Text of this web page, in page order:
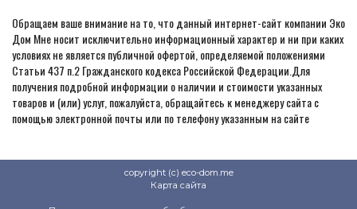
Обращаем ваше внимание на то, что данный интернет-сайт компании Эко
Дом Мне носит исключительно информационный характер и ни при каких
условиях не является публичной офертой, определяемой положениями
Статьи 437 п.2 Гражданского кодекса Российской Федерации.Для
получения подробной информации о наличии и стоимости указанных
товаров и (или) услуг, пожалуйста, обращайтесь к менеджеру сайта с
помощью электронной почты или по телефону указанным на сайте
copyright (c) eco-dom.me
Карта сайта